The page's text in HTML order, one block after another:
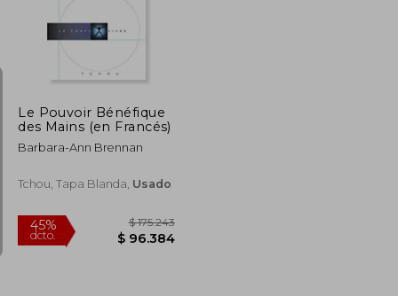
Le Pouvoir Bénéfique
des Mains (en Francés)
Barbara-Ann Brennan
Tchou, Tapa Blanda, Usado